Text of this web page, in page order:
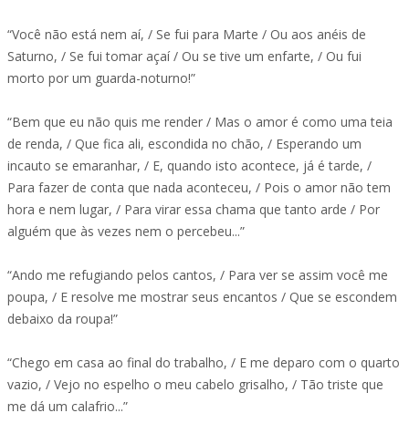
“Você não está nem aí, / Se fui para Marte / Ou aos anéis de
Saturno, / Se fui tomar açaí / Ou se tive um enfarte, / Ou fui
morto por um guarda-noturno!”
“Bem que eu não quis me render / Mas o amor é como uma teia
de renda, / Que fica ali, escondida no chão, / Esperando um
incauto se emaranhar, / E, quando isto acontece, já é tarde, /
Para fazer de conta que nada aconteceu, / Pois o amor não tem
hora e nem lugar, / Para virar essa chama que tanto arde / Por
alguém que às vezes nem o percebeu...”
“Ando me refugiando pelos cantos, / Para ver se assim você me
poupa, / E resolve me mostrar seus encantos / Que se escondem
debaixo da roupa!”
“Chego em casa ao final do trabalho, / E me deparo com o quarto
vazio, / Vejo no espelho o meu cabelo grisalho, / Tão triste que
me dá um calafrio...”